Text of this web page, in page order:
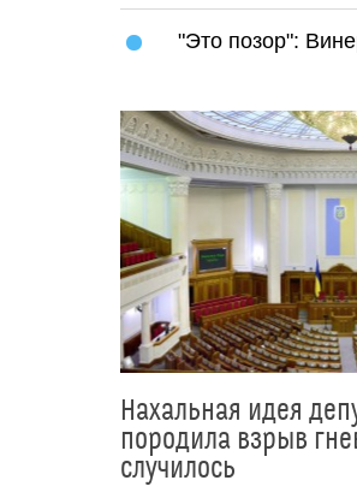
"Это позор":
Нахальная идея
породила взрыв
случилось